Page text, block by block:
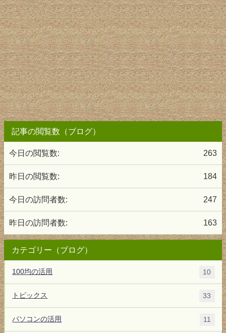
記事の閲覧数（ブログ）
263
今日の閲覧数:
184
昨日の閲覧数:
247
今日の訪問者数:
163
昨日の訪問者数:
カテゴリー（ブログ）
100均の活用 10
トピックス 33
パソコンの活用 11